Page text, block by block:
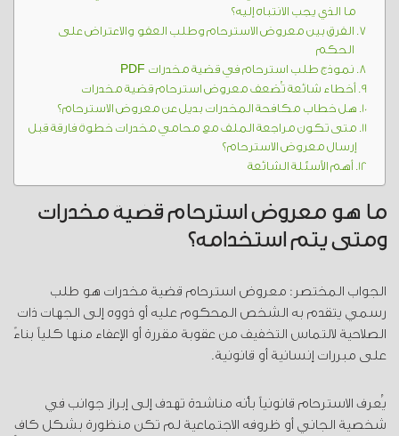
ما الذي يجب الانتباه إليه؟
الفرق بين معروض الاسترحام وطلب العفو والاعتراض على
الحكم
نموذج طلب استرحام في قضية مخدرات PDF
أخطاء شائعة تُضعف معروض استرحام قضية مخدرات
هل خطاب مكافحة المخدرات بديل عن معروض الاسترحام؟
متى تكون مراجعة الملف مع محامي مخدرات خطوة فارقة قبل
إرسال معروض الاسترحام؟
أهم الأسئلة الشائعة
ما هو معروض استرحام قضية مخدرات
ومتى يتم استخدامه؟
الجواب المختصر: معروض استرحام قضية مخدرات هو طلب
رسمي يتقدم به الشخص المحكوم عليه أو ذووه إلى الجهات ذات
الصلاحية لالتماس التخفيف من عقوبة مقررة أو الإعفاء منها كلياً بناءً
على مبررات إنسانية أو قانونية.
يُعرف الاسترحام قانونياً بأنه مناشدة تهدف إلى إبراز جوانب في
شخصية الجاني أو ظروفه الاجتماعية لم تكن منظورة بشكل كافٍ